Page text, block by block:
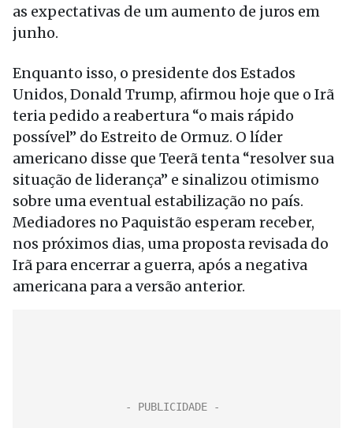
as expectativas de um aumento de juros em
junho.
Enquanto isso, o presidente dos Estados
Unidos, Donald Trump, afirmou hoje que o Irã
teria pedido a reabertura “o mais rápido
possível” do Estreito de Ormuz. O líder
americano disse que Teerã tenta “resolver sua
situação de liderança” e sinalizou otimismo
sobre uma eventual estabilização no país.
Mediadores no Paquistão esperam receber,
nos próximos dias, uma proposta revisada do
Irã para encerrar a guerra, após a negativa
americana para a versão anterior.